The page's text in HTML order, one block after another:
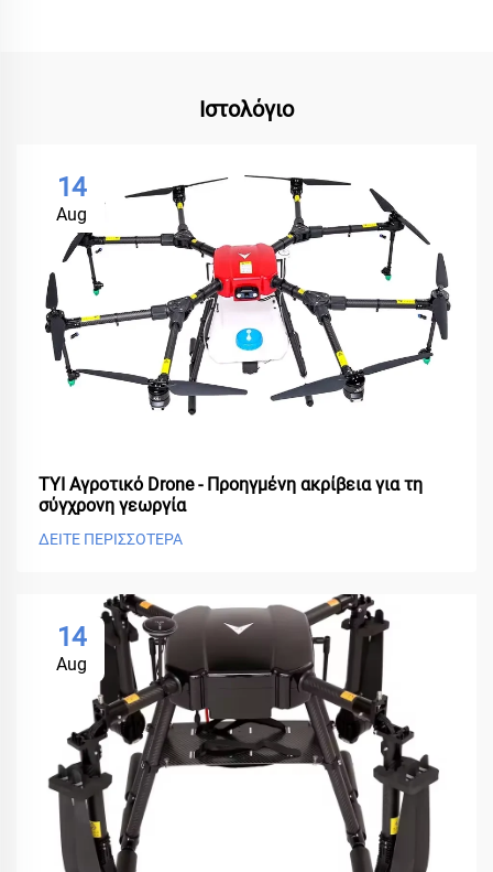
Ιστολόγιο
14
Aug
ΤΥΙ Αγροτικό Drone - Προηγμένη ακρίβεια για τη
σύγχρονη γεωργία
ΔΕΙΤΕ ΠΕΡΙΣΣΟΤΕΡΑ
14
Aug